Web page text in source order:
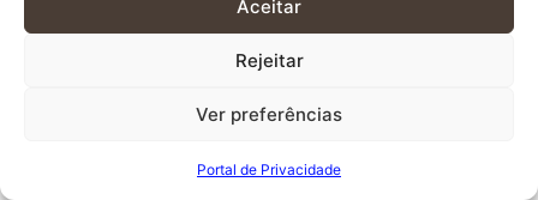
Aceitar
Rejeitar
Ver preferências
Portal de Privacidade
© 2026 Irmãs Franciscanas – Convento. Todos os direitos
reservados.